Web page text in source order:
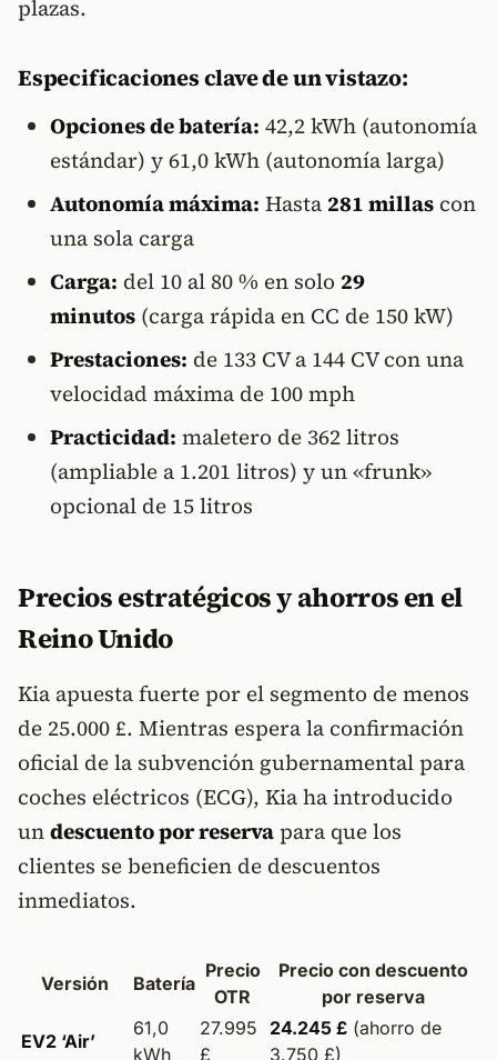
plazas.
Especificaciones clave de un vistazo:
Opciones de batería: 42,2 kWh (autonomía
estándar) y 61,0 kWh (autonomía larga)
Autonomía máxima: Hasta 281 millascon
una sola carga
Carga: del 10 al 80 % en solo 29
minutos(carga rápida en CC de 150 kW)
Prestaciones: de 133 CV a 144 CV con una
velocidad máxima de 100 mph
Practicidad: maletero de 362 litros
(ampliable a 1.201 litros) y un «frunk»
opcional de 15 litros
Precios estratégicos y ahorros en el
Reino Unido
Kia apuesta fuerte por el segmento de menos
de 25.000 £. Mientras espera la confirmación
oficial de la subvención gubernamental para
coches eléctricos (ECG), Kia ha introducido
undescuento por reservapara que los
clientes se beneficien de descuentos
inmediatos.
Versión Batería
Precio
OTR
Precio con descuento
por reserva
EV2 ‘Air’
61,0
kWh
27.995
£
24.245 £ (ahorro de
3.750 £)